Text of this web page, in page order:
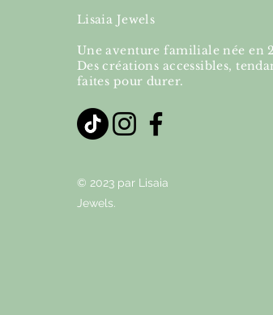
Lisaia Jewels
Une aventure familiale née en
Des créations accessibles,
faites pour durer.
© 2023 par Lisaia
Jewels.